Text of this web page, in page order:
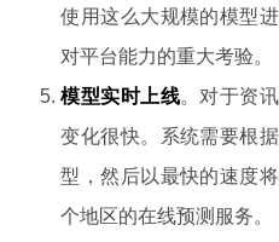
使用这么大规模的模型
对平台能力的重大考验。
模型实时上线。对于资
变化很快。系统需要根
型，然后以最快的速度
个地区的在线预测服务。